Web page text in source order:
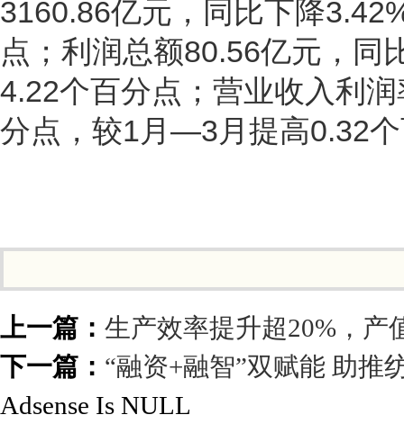
3160.86亿元，同比下降
点；利润总额80.56亿元，
4.22个百分点；营业收入利
分点，较1月—3月提高0.32
上一篇： 生产效率提升超20%，产
下一篇： “融资+融智”双赋能 助推
Adsense Is NULL